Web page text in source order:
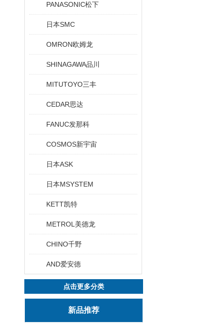
PANASONIC松下
日本SMC
OMRON欧姆龙
SHINAGAWA品川
MITUTOYO三丰
CEDAR思达
FANUC发那科
COSMOS新宇宙
日本ASK
日本MSYSTEM
KETT凯特
METROL美德龙
CHINO千野
AND爱安德
点击更多分类
新品推荐